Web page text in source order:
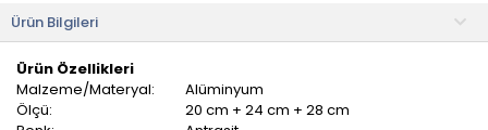
Ürün Bilgileri
Ürün Özellikleri
Malzeme/Materyal:
Alüminyum
Ölçü:
20 cm + 24 cm + 28 cm